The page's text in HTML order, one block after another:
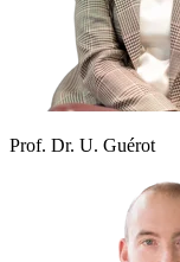
Prof. Dr. U. Guérot